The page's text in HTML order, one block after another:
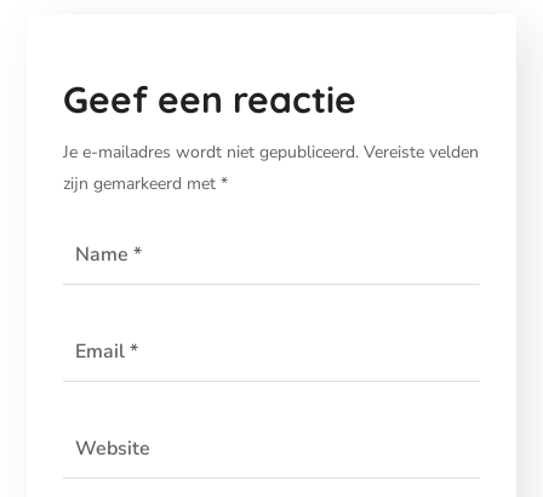
Geef een reactie
Je e-mailadres wordt niet gepubliceerd. Vereiste velden
zijn gemarkeerd met*